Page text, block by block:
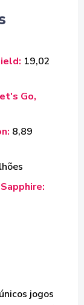
19,02
Go,
8,89
jogos